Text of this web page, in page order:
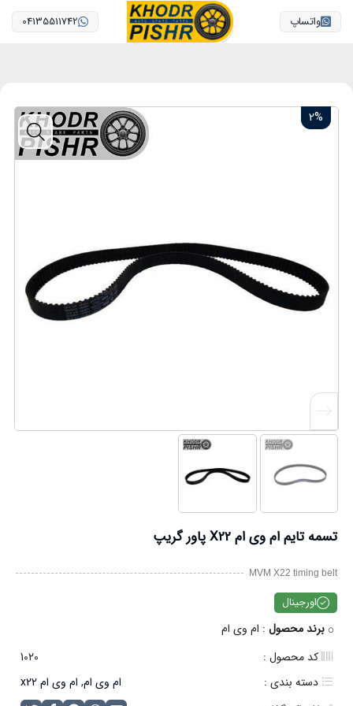
واتساپ 04135511742
2%
تسمه تایم ام وی ام X22 پاور گریپ
MVM X22 timing belt
اورجینال
برند محصول : ام وی ام
کد محصول :
1020
دسته بندی :
ام وی ام, ام وی ام x22